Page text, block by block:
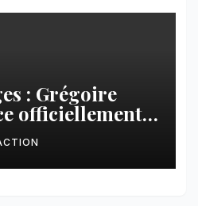
: Grégoire
officiellement
des
à
provinces